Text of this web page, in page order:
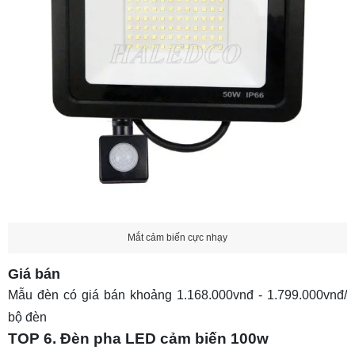
Mắt cảm biến cực nhạy
Giá bán
Mẫu đèn có giá bán khoảng 1.168.000vnđ - 1.799.000vnđ/
bộ đèn
TOP 6. Đèn pha LED cảm biến 100w